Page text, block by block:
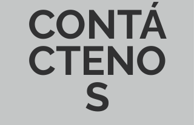
CONTÁ
CTENO
S